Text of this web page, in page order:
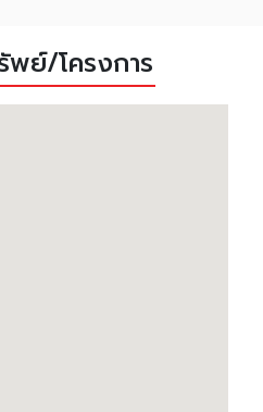
ย์/โครงการ